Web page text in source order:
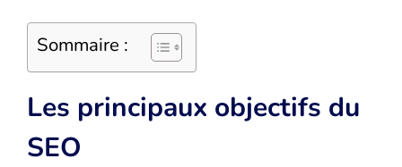
Sommaire :
Les principaux objectifs du
SEO